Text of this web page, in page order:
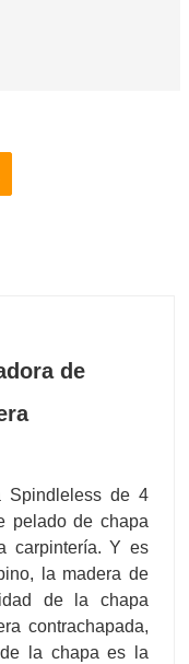
de
Spindleless de 4
pelado de chapa
carpintería. Y es
la madera de
de la chapa
contrachapada,
la chapa es la